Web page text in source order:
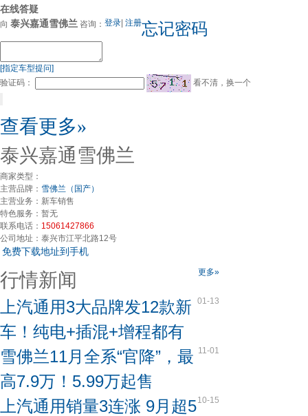
在线答疑
向 泰兴嘉通雪佛兰 咨询： 登录 注册忘记密码
[指定车型提问]
验证码：
看不清，换一个
查看更多»
泰兴嘉通雪佛兰
商家类型：
主营品牌： 雪佛兰（国产）
主营业务： 新车销售
特色服务： 暂无
联系电话： 15061427866
公司地址： 泰兴市江平北路12号
免费下载地址到手机
更多»
行情新闻
01-13
上汽通用3大品牌发12款新
车！纯电+插混+增程都有
11-01
雪佛兰11月全系“官降”，最
高7.9万！5.99万起售
10-15
上汽通用销量3连涨 9月超5